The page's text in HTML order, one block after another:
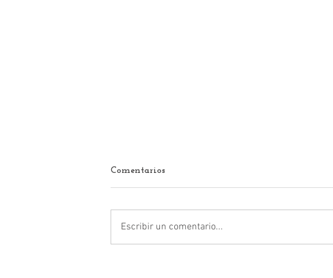
Comentarios
Escribir un comentario...